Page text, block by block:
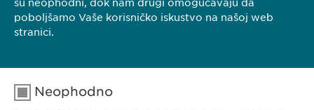
su neophodni, dok nam drugi omogućavaju da
poboljšamo Vaše korisničko iskustvo na našoj web
stranici.
Neophodno